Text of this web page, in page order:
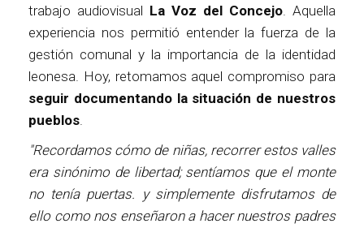
trabajo audiovisual La Voz del Concejo . Aquella
experiencia nos permitió entender la fuerza de la
gestión comunal y la importancia de la identidad
leonesa. Hoy, retomamos aquel compromiso para
seguir documentando la situación de nuestros
pueblos
"Recordamos cómo de niñas, recorrer estos valles
era sinónimo de libertad; sentíamos que el monte
no tenía puertas. y simplemente disfrutamos de
ello como nos enseñaron a hacer nuestros padres